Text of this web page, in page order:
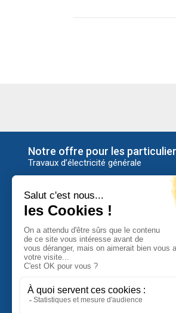
Notre offre pour les
Travaux d’électricité générale
Bornes de recharge
Caméra de surveillance
Chauffage électrique
Contrôle d’accès
Dépannage électrique
Domotique